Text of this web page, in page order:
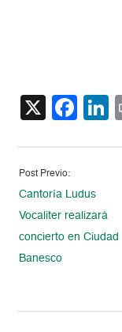
X
Post Previo:
Cantoría Ludus
Vocaliter realizará
concierto en Ciudad
Banesco